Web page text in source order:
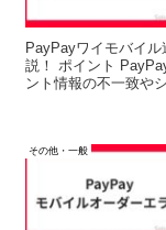
PayPayワイモバイ
説！ ポイント
ント情報の不一致や
その他・一般